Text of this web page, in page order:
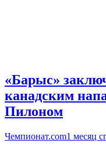
«Барыс»
канадским
Пилоном
Чемпионат.com1 месяц